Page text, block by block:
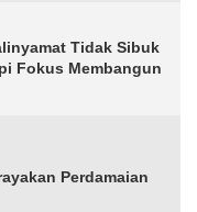
Tidak Sibuk
Fokus Membangun
Perdamaian